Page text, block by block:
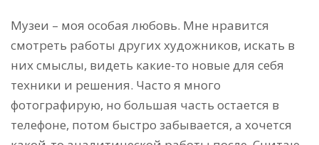
Музеи – моя особая любовь. Мне нравится
смотреть работы других художников, искать в
них смыслы, видеть какие-то новые для себя
техники и решения. Часто я много
фотографирую, но большая часть остается в
телефоне, потом быстро забывается, а хочется